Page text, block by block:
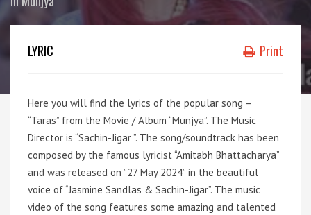
LYRIC Print
Here you will find the lyrics of the popular song –
“Taras” from the Movie / Album “Munjya”. The Music
Director is “Sachin-Jigar ”. The song/soundtrack has been
composed by the famous lyricist “Amitabh Bhattacharya”
and was released on ”27 May 2024” in the beautiful
voice of “Jasmine Sandlas & Sachin-Jigar”. The music
video of the song features some amazing and talented